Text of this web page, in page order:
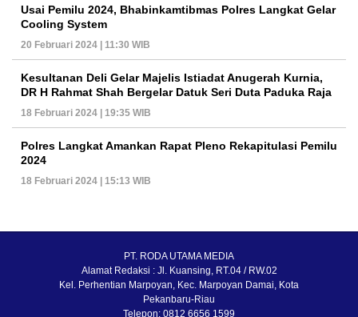
Usai Pemilu 2024, Bhabinkamtibmas Polres Langkat Gelar
Cooling System
20 Februari 2024 | 11:30 WIB
Kesultanan Deli Gelar Majelis Istiadat Anugerah Kurnia,
DR H Rahmat Shah Bergelar Datuk Seri Duta Paduka Raja
18 Februari 2024 | 19:35 WIB
Polres Langkat Amankan Rapat Pleno Rekapitulasi Pemilu
2024
18 Februari 2024 | 15:13 WIB
PT. RODA UTAMA MEDIA
Alamat Redaksi : Jl. Kuansing, RT.04 / RW.02
Kel. Perhentian Marpoyan, Kec. Marpoyan Damai, Kota
Pekanbaru-Riau
Telepon: 0812 6656 1599